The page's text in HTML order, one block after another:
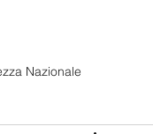
Nazionale